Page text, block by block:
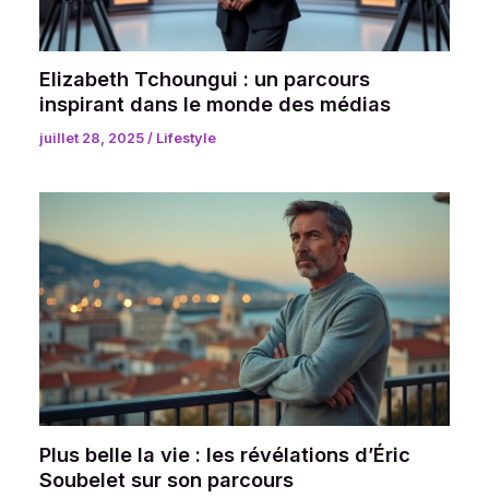
Elizabeth Tchoungui : un parcours
inspirant dans le monde des médias
juillet 28, 2025/ Lifestyle
Plus belle la vie : les révélations d’Éric
Soubelet sur son parcours